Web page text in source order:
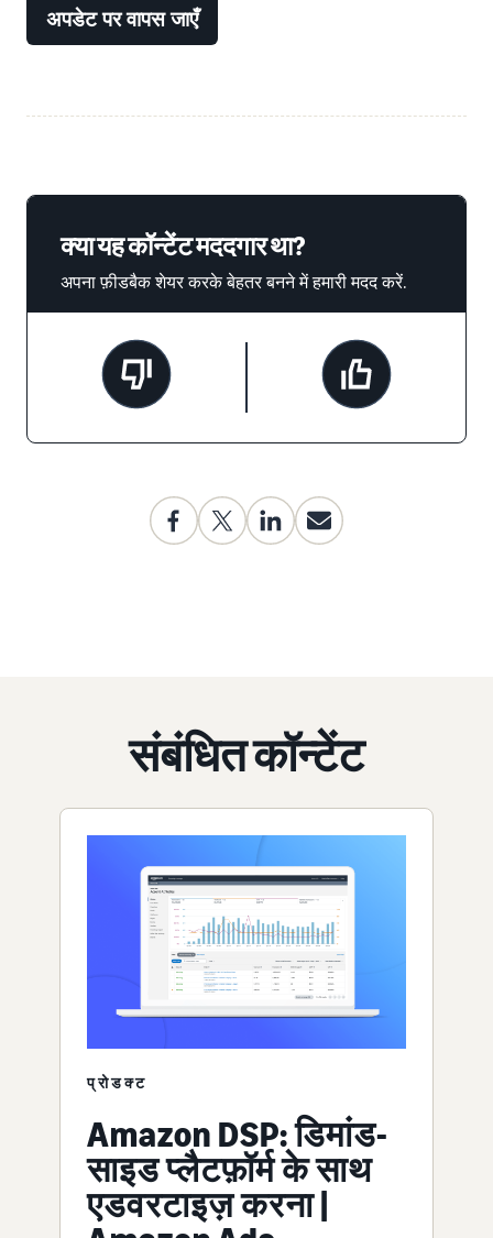
अपडेट पर वापस जाएँ
क्या यह कॉन्टेंट मददगार था?
अपना फ़ीडबैक शेयर करके बेहतर बनने में हमारी मदद करें.
संबंधित कॉन्टेंट
प्रोडक्ट
Amazon DSP: डिमांड-
साइड प्लैटफ़ॉर्म के साथ
एडवरटाइज़ करना |